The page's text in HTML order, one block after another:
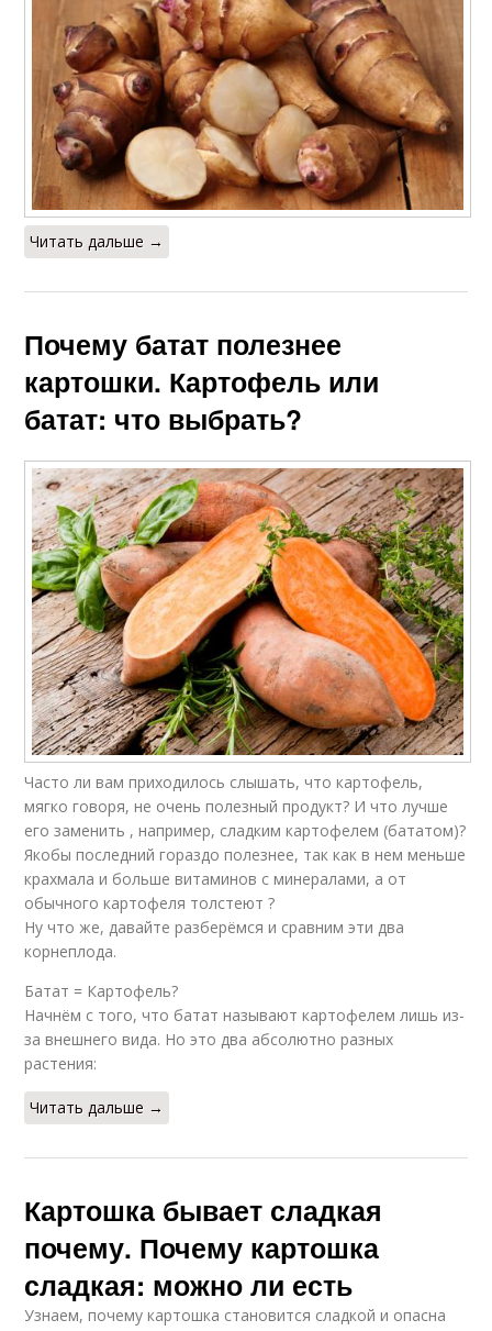
Читать дальше →
Почему батат полезнее
картошки. Картофель или
батат: что выбрать?
Часто ли вам приходилось слышать, что картофель,
мягко говоря, не очень полезный продукт? И что лучше
его заменить , например, сладким картофелем (бататом)?
Якобы последний гораздо полезнее, так как в нем меньше
крахмала и больше витаминов с минералами, а от
обычного картофеля толстеют ?
Ну что же, давайте разберёмся и сравним эти два
корнеплода.
Батат = Картофель?
Начнём с того, что батат называют картофелем лишь из-
за внешнего вида. Но это два абсолютно разных
растения:
Читать дальше →
Картошка бывает сладкая
почему. Почему картошка
сладкая: можно ли есть
Узнаем, почему картошка становится сладкой и опасна